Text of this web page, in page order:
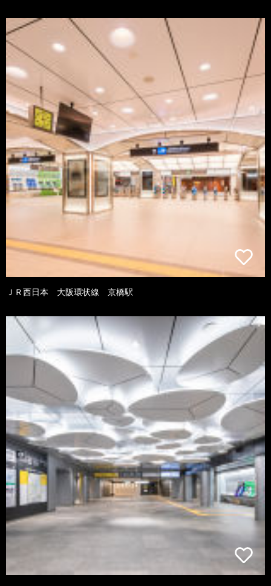
ＪＲ西日本 大阪環状線 京橋駅